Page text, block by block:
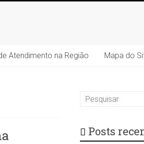
Atendimento na Região Mapa do
Posts